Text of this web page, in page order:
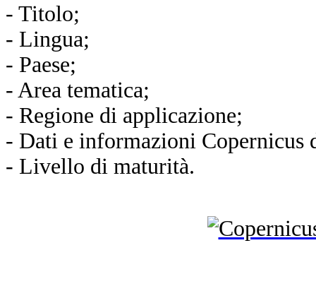
- Titolo;
- Lingua;
- Paese;
- Area tematica;
- Regione di applicazione;
- Dati e informazioni Copernicus
- Livello di maturità.